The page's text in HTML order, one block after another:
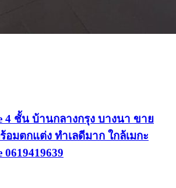
4 ชั้น บ้านกลางกรุง บางนา ขาย
อมตกแต่ง ทำเลดีมาก ใกล้เมกะ